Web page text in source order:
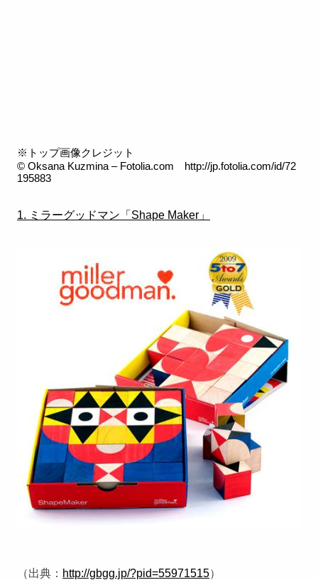
※トップ画像クレジット
© Oksana Kuzmina – Fotolia.com http://jp.fotolia.com/id/72
195883
1. ミラーグッドマン「Shape Maker」
（出典： http://gbgg.jp/?pid=55971515）